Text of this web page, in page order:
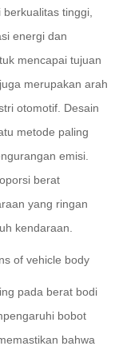
tinggi,
energi dan
mencapai tujuan
merupakan arah
otomotif. Desain
metode paling
emisi.
berat
yang ringan
kendaraan.
pada berat bodi
bobot
bahwa